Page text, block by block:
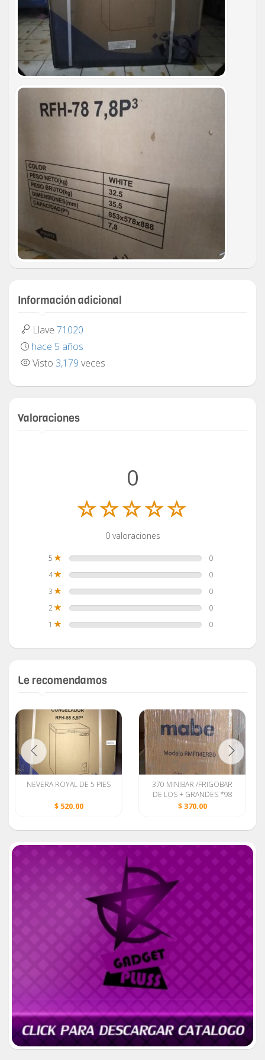
Información adicional
Llave 71020
hace 5 años
Visto 3,179 veces
Valoraciones
0
0 valoraciones
5
0
4
0
3
0
2
0
1
0
Le recomendamos
NEVERA ROYAL DE 5 PIES
$ 520.00
370 MINIBAR /FRIGOBAR
DE LOS + GRANDES *98
LITROS DE CAPACIDAD
$ 370.00